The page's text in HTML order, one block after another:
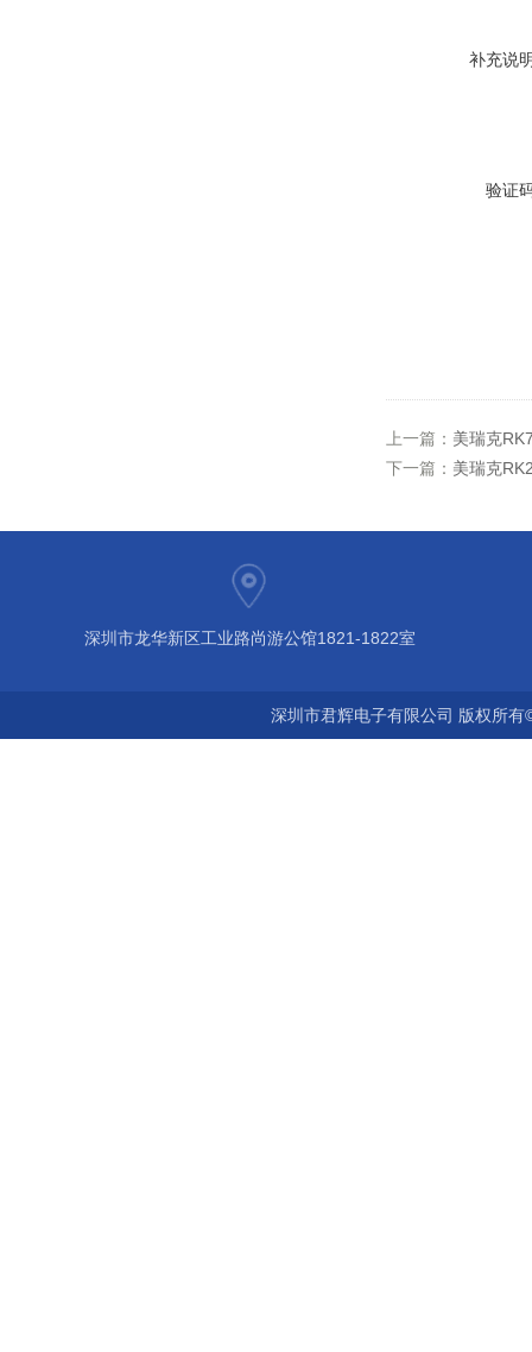
补充说
验证
上一篇： 美瑞克
下一篇： 美瑞克
深圳市龙华新区工业路尚游公馆1821-1822室
深圳市君辉电子有限公司 版权所